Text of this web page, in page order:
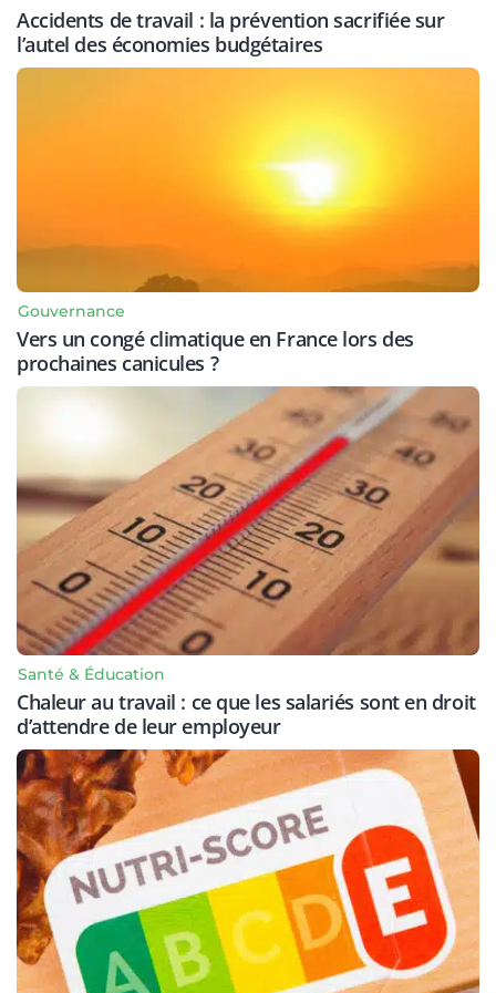
Accidents de travail : la prévention sacrifiée sur
l’autel des économies budgétaires
Gouvernance
Vers un congé climatique en France lors des
prochaines canicules ?
Santé & Éducation
Chaleur au travail : ce que les salariés sont en droit
d’attendre de leur employeur